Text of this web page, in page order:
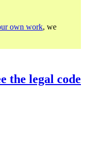
own work, we
the legal code